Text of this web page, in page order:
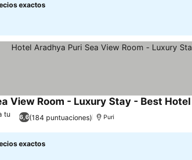
exactos
View Room - Luxury Stay - Best
6,6(184 puntuaciones)
tu
Puri
exactos